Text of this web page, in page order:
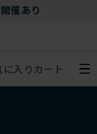
催あり
に入り カート